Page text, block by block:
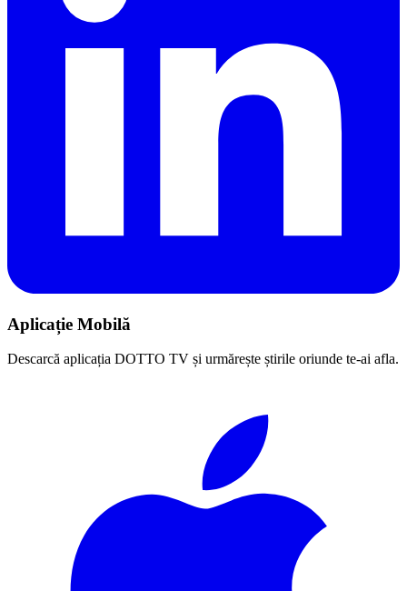
Aplicație Mobilă
Descarcă aplicația DOTTO TV și urmărește știrile oriunde te-ai afla.